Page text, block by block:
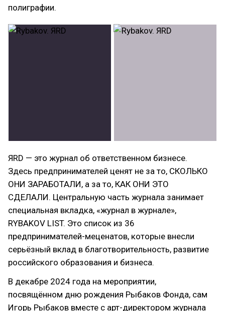
полиграфии.
ЯRD — это журнал об ответственном бизнесе.
Здесь предпринимателей ценят не за то, СКОЛЬКО
ОНИ ЗАРАБОТАЛИ, а за то, КАК ОНИ ЭТО
СДЕЛАЛИ. Центральную часть журнала занимает
специальная вкладка, «журнал в журнале»,
RYBAKOV LIST. Это список из 36
предпринимателей-меценатов, которые внесли
серьёзный вклад в благотворительность, развитие
российского образования и бизнеса.
В декабре 2024 года на мероприятии,
посвящённом дню рождения Рыбаков Фонда, сам
Игорь Рыбаков вместе с арт-директором журнала